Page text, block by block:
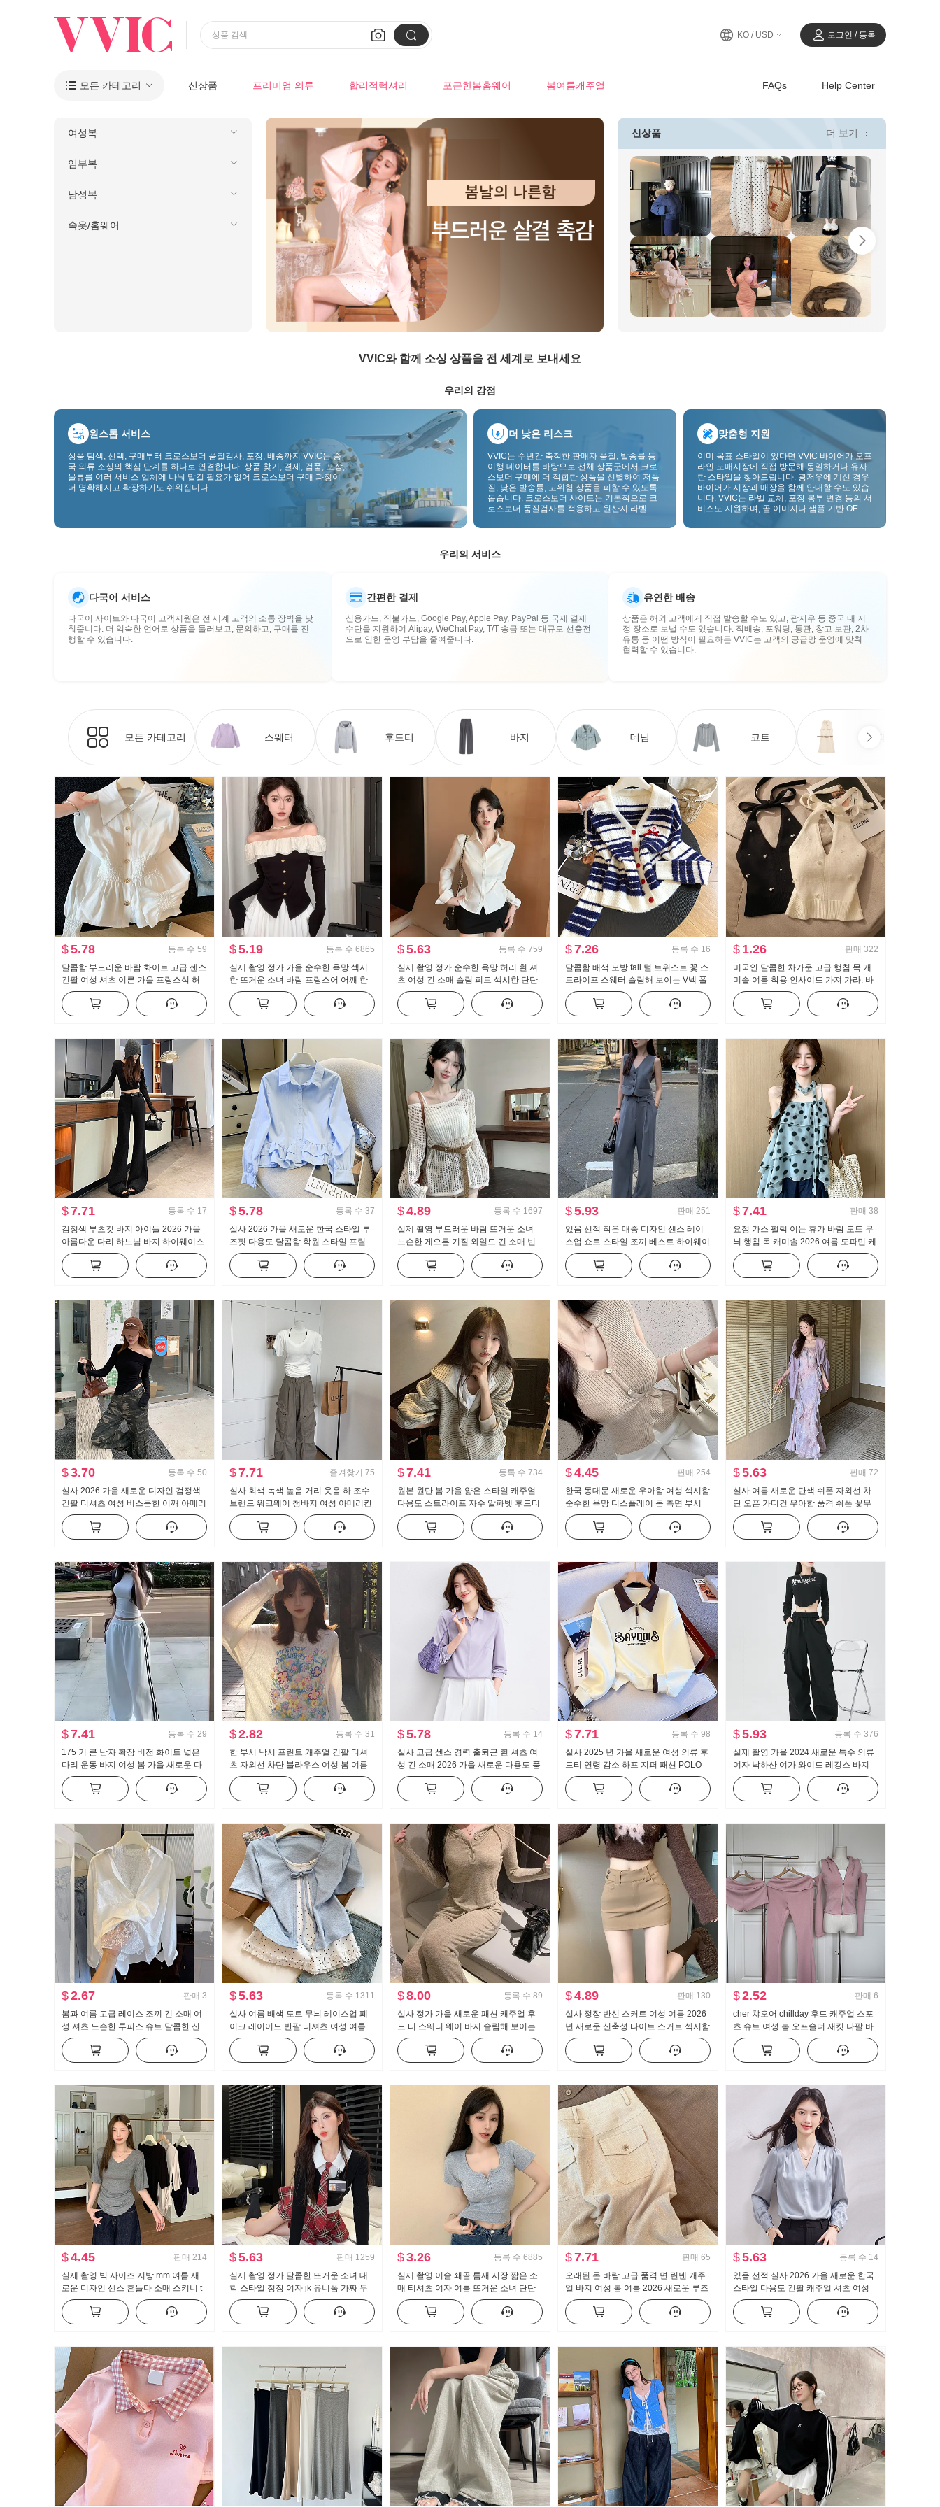
 
상품 검색 KO / USD 로그인 / 등록
 모든 카테고리 신상품 프리미엄 의류 합리적럭셔리 포근한봄홈웨어 봄여름캐주얼 FAQs Help Center
여성복
임부복
남성복
속옷/홈웨어
신상품 더 보기 
VVIC와 함께 소싱 상품을 전 세계로 보내세요
우리의 강점
원스톱 서비스
상품 탐색, 선택, 구매부터 크로스보더 품질검사, 포장, 배송까지 VVIC는 중
국 의류 소싱의 핵심 단계를 하나로 연결합니다. 상품 찾기, 결제, 검품, 포장,
물류를 여러 서비스 업체에 나눠 맡길 필요가 없어 크로스보더 구매 과정이
더 명확해지고 확장하기도 쉬워집니다.
더 낮은 리스크
VVIC는 수년간 축적한 판매자 품질, 발송률 등
이행 데이터를 바탕으로 전체 상품군에서 크로
스보더 구매에 더 적합한 상품을 선별하여 저품
질, 낮은 발송률, 고위험 상품을 피할 수 있도록
돕습니다. 크로스보더 사이트는 기본적으로 크
로스보더 품질검사를 적용하고 원산지 라벨을
낮춥니다.
맞춤형 지원
이미 목표 스타일이 있다면 VVIC 바이어가 오프
라인 도매시장에 직접 방문해 동일하거나 유사
한 스타일을 찾아드립니다. 광저우에 계신 경우
바이어가 시장과 매장을 함께 안내할 수도 있습
니다. VVIC는 라벨 교체, 포장 봉투 변경 등의 서
비스도 지원하며, 곧 이미지나 샘플 기반 OEM
를 비즈니스에 더 잘 맞는 공급망 역량으로 전환
우리의 서비스
다국어 서비스
다국어 사이트와 다국어 고객지원은 전 세계 고객의 소통 장벽을 낮
춰줍니다. 더 익숙한 언어로 상품을 둘러보고, 문의하고, 구매를 진
행할 수 있습니다.
간편한 결제
신용카드, 직불카드, Google Pay, Apple Pay, PayPal 등 국제 결제
수단을 지원하여 Alipay, WeChat Pay, T/T 송금 또는 대규모 선충전
으로 인한 운영 부담을 줄여줍니다.
유연한 배송
상품은 해외 고객에게 직접 발송할 수도 있고, 광저우 등 중국 내 지
정 장소로 보낼 수도 있습니다. 직배송, 포워딩, 통관, 창고 보관, 2차
유통 등 어떤 방식이 필요하든 VVIC는 고객의 공급망 운영에 맞춰
협력할 수 있습니다.
모든 카테고리 스웨터 후드티 바지 데님 코트 원피스
$5.78 등록 수 59
달콤함 부드러운 바람 화이트 고급 센스
긴팔 여성 셔츠 이른 가을 프랑스식 허
리 수축 슬림해 보이는 맨위
$5.19 등록 수 6865
실제 촬영 정가 가을 순수한 욕망 섹시
한 뜨거운 소녀 바람 프랑스어 어깨 한
개 긴 소매 티셔츠 여자 프릴 허리 맨위
$5.63 등록 수 759
실제 촬영 정가 순수한 욕망 허리 흰 셔
츠 여성 긴 소매 슬림 피트 섹시한 단단
한 셔츠 ol 유니폼 경력 작업복
$7.26 등록 수 16
달콤함 배색 모방 fall 털 트위스트 꽃 스
트라이프 스웨터 슬림해 보이는 V넥 폴
로 칼라 레이스 니트 오픈 가디건
$ 1.26 판매 322
미국인 달콤한 차가운 고급 행침 목 캐
미솔 여름 착용 인사이드 가져 가라. 바
지를 입는 셔츠 뜨거운 소녀 뜨개질 튜
브 톱 맨위
$7.71 등록 수 17
검정색 부츠컷 바지 아이들 2026 가을
아름다운 다리 하느님 바지 하이웨이스
트 수퍼 모델 바지 몸매 가꾸기 신축성
캐주얼 나팔 슬랙스
$5.78 등록 수 37
실사 2026 가을 새로운 한국 스타일 루
즈핏 다용도 달콤함 학원 스타일 프릴
긴팔 셔츠 여성 셔츠
$4.89 등록 수 1697
실제 촬영 부드러운 바람 뜨거운 소녀
느슨한 게으른 기질 와일드 긴 소매 빈
뜨개질 블라우스 캐미솔
$5.93 판매 251
있음 선적 작은 대중 디자인 센스 레이
스업 쇼트 스타일 조끼 베스트 하이웨이
스트 도루 센스 넓은 다리 캐주얼 바지
세트
$7.41 판매 38
요정 가스 펄럭 이는 휴가 바람 도트 무
늬 행침 목 캐미솔 2026 여름 도파민 케
이크 퍼프 인형 셔츠 맨위
$3.70 등록 수 50
실사 2026 가을 새로운 디자인 검정색
긴팔 티셔츠 여성 비스듬한 어깨 아메리
칸 핫걸 오프숄더 오프숄더 맨위
$7.71 즐겨찾기 75
실사 회색 녹색 높음 거리 웃음 하 조수
브랜드 워크웨어 청바지 여성 아메리칸
레트로 루즈핏 바닥 청소 캐주얼 바지
$7.41 등록 수 734
원본 원단 봄 가을 얇은 스타일 캐주얼
다용도 스트라이프 자수 알파벳 후드티
재킷
$4.45 판매 254
한국 동대문 새로운 우아함 여성 섹시함
순수한 욕망 디스플레이 몸 측면 부서
버클 반팔 니트 티셔츠 맨위
$5.63 판매 72
실사 여름 새로운 단색 쉬폰 자외선 차
단 오픈 가디건 우아함 품격 쉬폰 꽃무
늬 여성 드레스 투피스 세트
$7.41 등록 수 29
175 키 큰 남자 확장 버전 화이트 넓은
다리 운동 바지 여성 봄 가을 새로운 다
용도 스트라이프 캐주얼 바닥 청소 바지
$2.82 등록 수 31
한 부서 낙서 프린트 캐주얼 긴팔 티셔
츠 자외선 차단 블라우스 여성 봄 여름
루즈핏 느긋한 차가운 센스 라운드 넥
맨위
$5.78 등록 수 14
실사 고급 센스 경력 출퇴근 흰 셔츠 여
성 긴 소매 2026 가을 새로운 다용도 품
격 경력 셔츠
$7.71 등록 수 98
실사 2025 년 가을 새로운 여성 의류 후
드티 연령 감소 하프 지퍼 패션 POLO
칼라 캐주얼 다용도 슬림해 보이는
$5.93 등록 수 376
실제 촬영 가을 2024 새로운 특수 의류
여자 낙하산 여가 와이드 레깅스 바지
높은 허리 미국인 작은 남자 스포츠 바
지
$2.67 판매 3
봄과 여름 고급 레이스 조끼 긴 소매 여
성 셔츠 느슨한 투피스 슈트 달콤한 신
선한
$5.63 등록 수 1311
실사 여름 배색 도트 무늬 레이스업 페
이크 레이어드 반팔 티셔츠 여성 여름
새로운 달콤한 스타일 작은 대중 맨위
$8.00 등록 수 89
실사 정가 가을 새로운 패션 캐주얼 후
드 티 스웨터 웨이 바지 슬림해 보이는
세트 스포츠 슈트 여성 트렌디
$4.89 판매 130
실사 정장 반신 스커트 여성 여름 2026
년 새로운 신축성 타이트 스커트 섹시함
핫걸 하이웨이스트 한 마디 미니 스커트
$2.52 판매 6
cher 챠오어 chillday 후드 캐주얼 스포
츠 슈트 여성 봄 오프숄더 재킷 나팔 바
지 3종 세트
$4.45 판매 214
실제 촬영 빅 사이즈 지방 mm 여름 새
로운 디자인 센스 흔들다 소매 스키니 t
캐주얼 슬림해 보이는 몸매 가꾸기 만나
는 맨위
$5.63 판매 1259
실제 촬영 정가 달콤한 뜨거운 소녀 대
학 스타일 정장 여자 jk 유니폼 가짜 두
조각 순수한 욕망 맨위 하프 바디 퀼로
트 2 피스 세트
$3.26 등록 수 6885
실제 촬영 이슬 쇄골 틈새 시장 짧은 소
매 티셔츠 여자 여름 뜨거운 소녀 단단
한 새로운 버튼 디자인 센스 짧은 단락
맨위
$7.71 판매 65
오래된 돈 바람 고급 품격 면 린넨 캐주
얼 바지 여성 봄 여름 2026 새로운 루즈
핏 슬림해 보이는 얇고 가벼운 스트레이
트 팬츠
$5.63 등록 수 14
있음 선적 실사 2026 가을 새로운 한국
스타일 다용도 긴팔 캐주얼 셔츠 여성
셔츠